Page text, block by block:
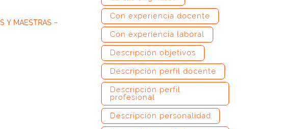
Y MAESTRAS –
Con experiencia docente
Con experiencia laboral
Descripción objetivos
Descripción perfil docente
Descripción perfil
profesional
Descripción personalidad